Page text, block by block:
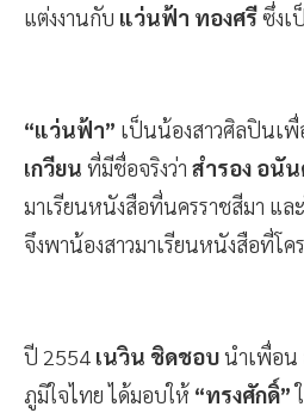
แต่งงานกับ แว่นฟ้า ทองศรีซึ่งเ
“แว่นฟ้า” เป็นน้องสาวศิลปินเพื่
เกวียน ที่มีชื่อจริงว่า สำรอง อนั
มาเรียนหนังสือที่นครราชสีมา แล
จึงพาน้องสาวมาเรียนหนังสือที่โค
ปี 2554 เนวิน ชิดชอบนำเพื่อน
ภูมิใจไทย ได้มอบให้ “ทรงศักดิ์”